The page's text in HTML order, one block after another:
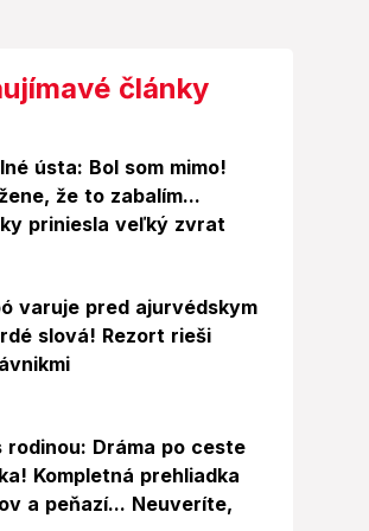
články
ústa: Bol som mimo!
že to zabalím...
priniesla veľký zvrat
varuje pred ajurvédskym
slová! Rezort rieši
Foto
rodinou: Dráma po ceste
Kompletná prehliadka
a peňazí... Neuveríte,